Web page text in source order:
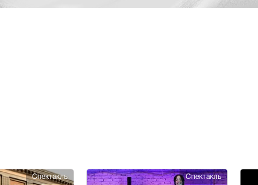
Спектакль Спектакль